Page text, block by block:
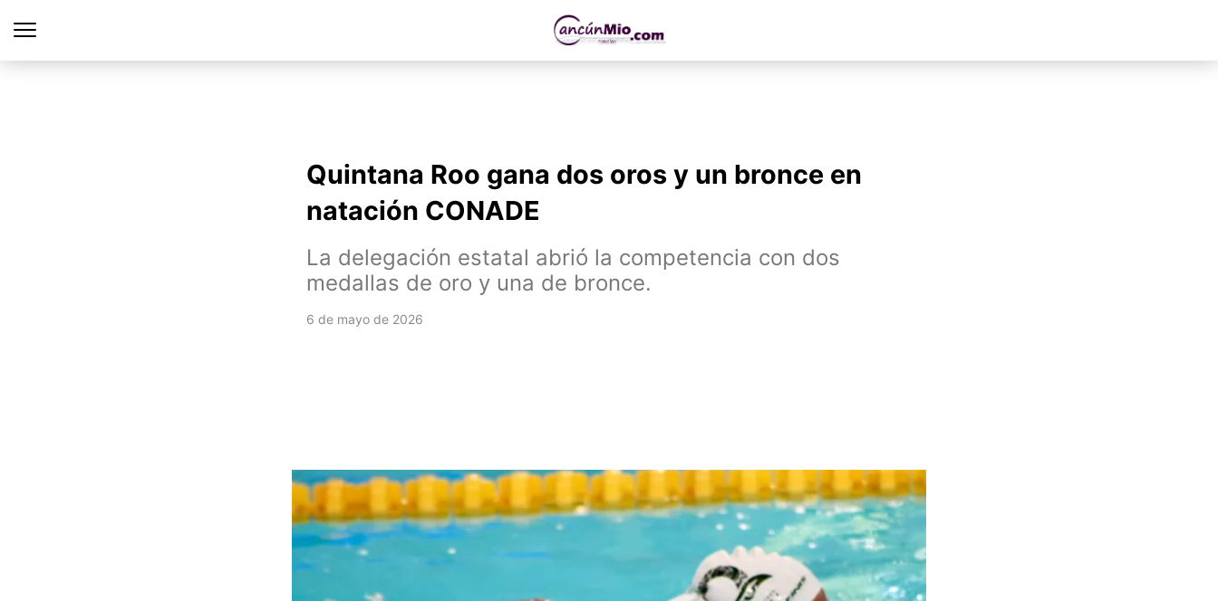
Quintana Roo gana dos oros y un bronce en
natación CONADE
La delegación estatal abrió la competencia con dos
medallas de oro y una de bronce.
6 de mayo de 2026